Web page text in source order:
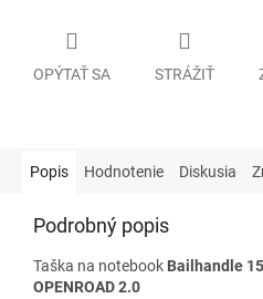
OPÝTAŤ SA STRÁŽIŤ
Popis Hodnotenie Diskusia
Podrobný popis
Taška na notebook Bailhandle
OPENROAD 2.0